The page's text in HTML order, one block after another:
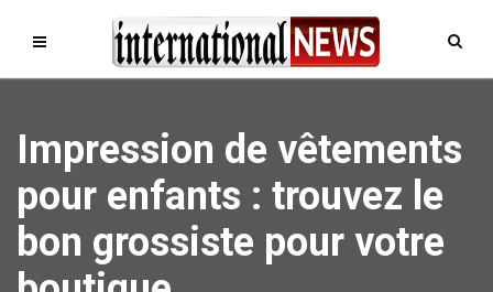
Impression de vêtements
pour enfants : trouvez le
bon grossiste pour votre